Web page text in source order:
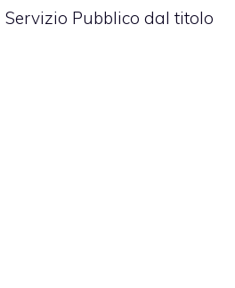
Pubblico dal titolo